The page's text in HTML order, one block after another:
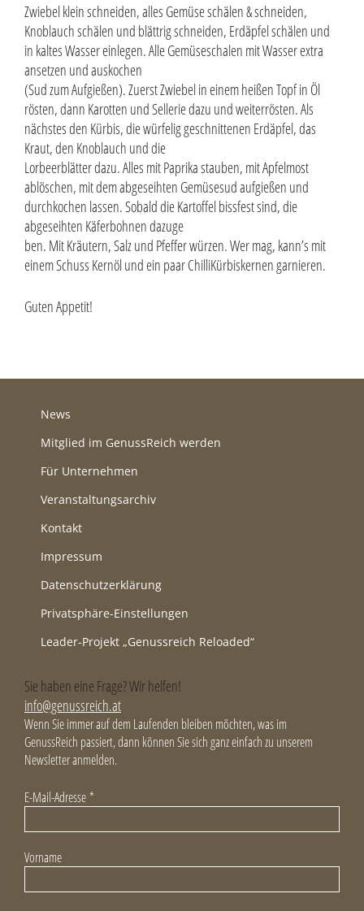
Zwiebel klein schneiden, alles Gemüse schälen & schneiden,
Knoblauch schälen und blättrig schneiden, Erdäpfel schälen und
in kaltes Wasser einlegen. Alle Gemüseschalen mit Wasser extra
ansetzen und auskochen
(Sud zum Aufgießen). Zuerst Zwiebel in ei­nem heißen Topf in Öl
rösten, dann Karotten und Sellerie dazu und weiterrösten. Als
näch­stes den Kürbis, die würfelig geschnittenen Erdäpfel, das
Kraut, den Knoblauch und die
Lorbeerblätter dazu. Alles mit Paprika stau­ben, mit Apfelmost
ablöschen, mit dem ab­geseihten Gemüsesud aufgießen und
durch­kochen lassen. Sobald die Kartoffel bissfest sind, die
abgeseihten Käferbohnen dazuge­
ben. Mit Kräutern, Salz und Pfeffer würzen. Wer mag, kann’s mit
einem Schuss Kernöl und ein paar Chilli­Kürbiskernen garnieren.
Guten Appetit!
News
Mitglied im GenussReich werden
Für Unternehmen
Veranstaltungsarchiv
Kontakt
Impressum
Datenschutzerklärung
Privatsphäre-Einstellungen
Leader-Projekt „Genussreich Reloaded“
Sie haben eine Frage? Wir helfen!
info@genussreich.at
Wenn Sie immer auf dem Laufenden bleiben möchten, was im
GenussReich passiert, dann können Sie sich ganz einfach zu unserem
Newsletter anmelden.
E-Mail-Adresse *
Vorname